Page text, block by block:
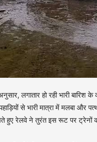
लगातार हो रही भारी
से भारी मात्रा में मलबा और
हुए रेलवे ने तुरंत इस रूट पर ट्रेनों